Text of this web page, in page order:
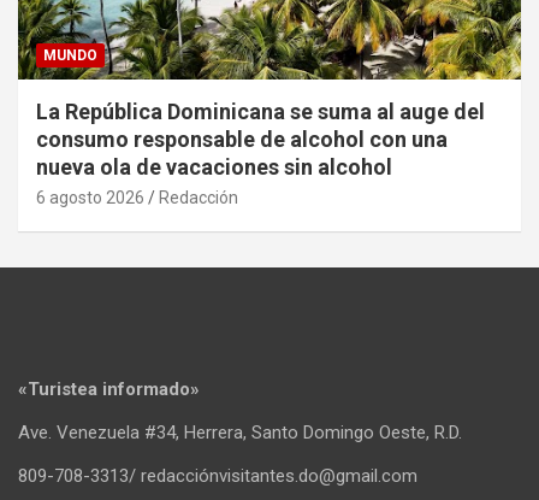
MUNDO
La República Dominicana se suma al auge del
consumo responsable de alcohol con una
nueva ola de vacaciones sin alcohol
6 agosto 2026 Redacción
«Turistea informado»
Ave. Venezuela #34, Herrera, Santo Domingo Oeste, R.D.
809-708-3313/ redacciónvisitantes.do@gmail.com